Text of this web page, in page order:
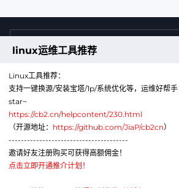
售前咨询热线
公众号
linux运维工具推荐
Linux工具推荐：
支持一键换源/安装宝塔/1p/系统优化等，运维好帮
star~
https://cb2.cn/helpcontent/230.html
（开源地址： https://github.com/JiaP/cb2cn）
---------------------------------------
邀请好友注册购买可获得高额佣金！
点击立即开通推介计划！